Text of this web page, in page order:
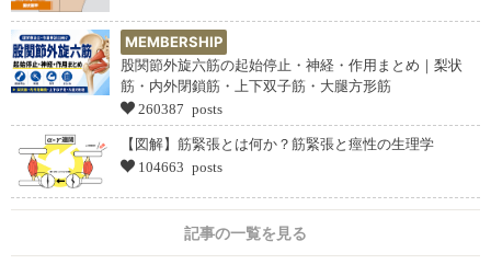
MEMBERSHIP
股関節外旋六筋の起始停止・神経・作用まとめ｜梨状
筋・内外閉鎖筋・上下双子筋・大腿方形筋
260387 posts
【図解】筋緊張とは何か？筋緊張と痙性の生理学
104663 posts
記事の一覧を見る